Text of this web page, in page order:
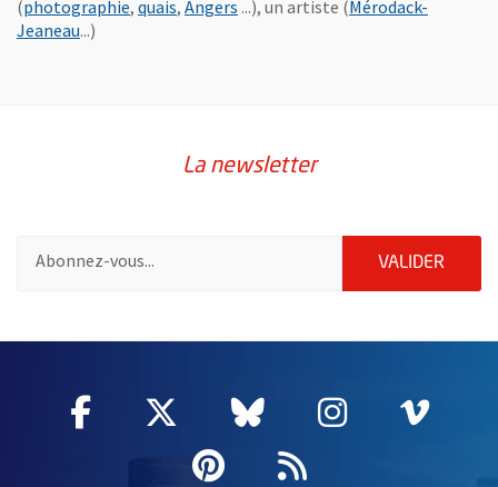
(photographie , Ouvre une nouvelle fenêtre
, quais , Ouvre une nouvelle fenêtre
, Angers , Ouvre une nouvelle fenêtre
...), un artiste (Mérodack-
Jeaneau , Ouvre une nouvelle fenêtre
...)
La newsletter
VALIDER
Facebook
, Ouvre une nouvelle fenêtre
Twitter
, Ouvre une nouvelle
Bluesky
, Ouvre une
Instagram
, Ouvre
,
Pinterest
, Ouvre une
Flux RSS